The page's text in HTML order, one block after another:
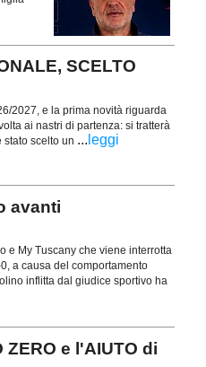
SCELTO
2027, e la prima novità riguarda
ai nastri di partenza: si tratterà
scelto un ... leggi
avanti
e My Tuscany che viene interrotta
a causa del comportamento
inflitta dal giudice sportivo ha
ZERO e l'AIUTO di